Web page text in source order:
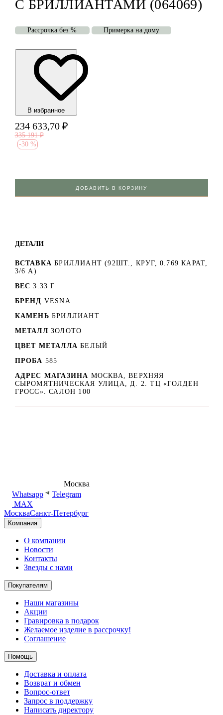
С БРИЛЛИАНТАМИ (064069)
Рассрочка без % Примерка на дому
В избранноe
234 633,70 ₽
335 191 ₽
-30 %
ДОБАВИТЬ В КОРЗИНУ
ДЕТАЛИ
ВСТАВКА БРИЛЛИАНТ (92ШТ., КРУГ, 0.769 КАРАТ,
3/6 А)
ВЕС 3.33 Г
БРЕНД VESNA
КАМЕНЬ БРИЛЛИАНТ
МЕТАЛЛ ЗОЛОТО
ЦВЕТ МЕТАЛЛА БЕЛЫЙ
ПРОБА 585
АДРЕС МАГАЗИНА МОСКВА, ВЕРХНЯЯ
СЫРОМЯТНИЧЕСКАЯ УЛИЦА, Д. 2. ТЦ «ГОЛДЕН
ГРОСС». САЛОН 100
Москва
Whatsapp
Telegram
MAX
МоскваСанкт-Петербург
Компания
О компании
Новости
Контакты
Звезды с нами
Покупателям
Наши магазины
Акции
Гравировка в подарок
Желаемое изделие в рассрочку!
Соглашение
Помощь
Доставка и оплата
Возврат и обмен
Вопрос-ответ
Запрос в поддержку
Написать директору